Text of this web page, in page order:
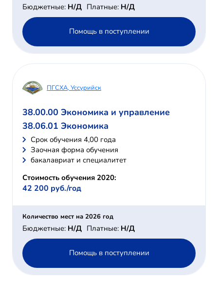
Бюджетные: Н/Д Платные: Н/Д
Помощь в поступлении
ПГСХА, Уссурийск
38.00.00 Экономика и управление
38.06.01 Экономика
Cрок обучения 4,00 года
Заочная форма обучения
бакалавриат и специалитет
Стоимость обучения 2020:
42 200 руб./год
Количество мест на 2026 год
Бюджетные: Н/Д Платные: Н/Д
Помощь в поступлении